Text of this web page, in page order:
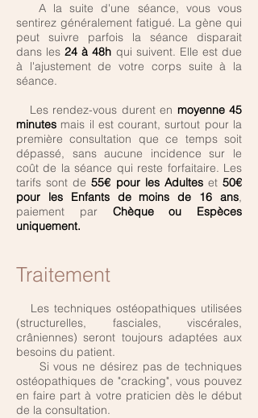
A la suite d'une séance, vous vous
sentirez généralement fatigué. La gène qui
peut suivre parfois la séance disparait
dans les24 à 48h qui suivent. Elle est due
à l'ajustement de votre corps suite à la
séance.
Les rendez-vous durent en moyenne 45
minutes mais il est courant, surtout pour la
première consultation que ce temps soit
dépassé, sans aucune incidence sur le
coût de la séance qui reste forfaitaire. Les
tarifs sont de55€ pour les Adulteset 50€
pour les Enfants de moins de 16 ans,
paiement par Chèque ou Espèces
uniquement.
Traitement
Les techniques ostéopathiques utilisées
(structurelles, fasciales, viscérales,
crâniennes) seront toujours adaptées aux
besoins du patient.
Si vous ne désirez pas de techniques
ostéopathiques de "cracking", vous pouvez
en faire part à votre praticien dès le début
de la consultation.